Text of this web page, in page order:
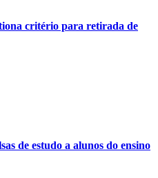
critério para retirada de
de estudo a alunos do ensino